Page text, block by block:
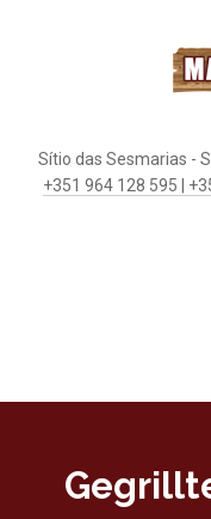
Sítio das Sesmarias -
+351 964 128 595 |